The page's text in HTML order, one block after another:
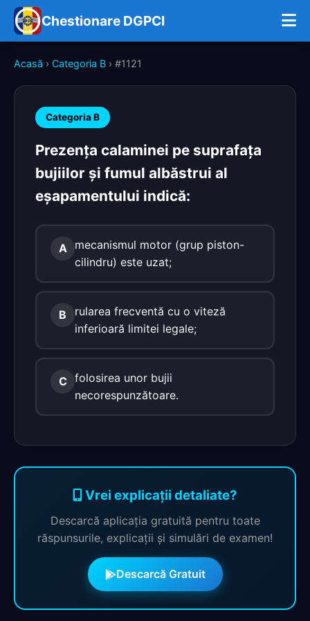
Chestionare DGPCI
Acasă › Categoria B › #1121
Categoria B
Prezenţa calaminei pe suprafaţa
bujiilor şi fumul albăstrui al
eşapamentului indică:
A
mecanismul motor (grup piston-
cilindru) este uzat;
B
rularea frecventă cu o viteză
inferioară limitei legale;
C folosirea unor bujii
necorespunzătoare.
Vrei explicații detaliate?
Descarcă aplicația gratuită pentru toate
răspunsurile, explicații și simulări de examen!
Descarcă Gratuit